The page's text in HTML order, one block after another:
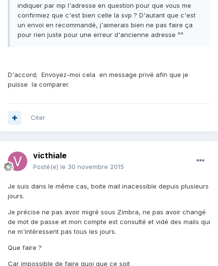
indiquer par mp l'adresse en question pour que vous me
confirmiez que c'est bien celle la svp ? D'autant que c'est
un envoi en recommandé, j'aimerais bien ne pas faire ça
pour rien juste pour une erreur d'ancienne adresse ^^
D'accord; Envoyez-moi cela en message privé afin que je
puisse la comparer.
Citer
victhiale
Posté(e) le 30 novembre 2015
Je suis dans le même cas, boite mail inacessible depuis plusieurs
jours.
Je précise ne pas avoir migré sous Zimbra, ne pas avoir changé
de mot de passe et mon compte est consulté et vidé des mails qui
ne m'intéressent pas tous les jours.
Que faire ?
Car impossible de faire quoi que ce soit